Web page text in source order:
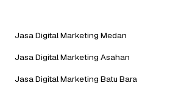
Jasa Digital Marketing Medan
Jasa Digital Marketing Asahan
Jasa Digital Marketing Batu Bara